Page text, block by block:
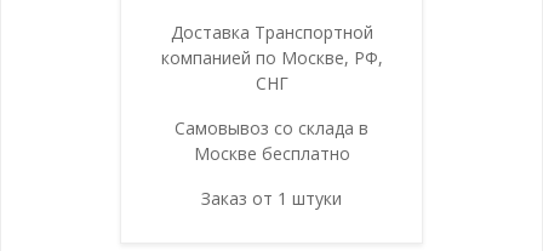
Доставка Транспортной
компанией по Москве, РФ,
СНГ
Самовывоз со склада в
Москве бесплатно
Заказ от 1 штуки